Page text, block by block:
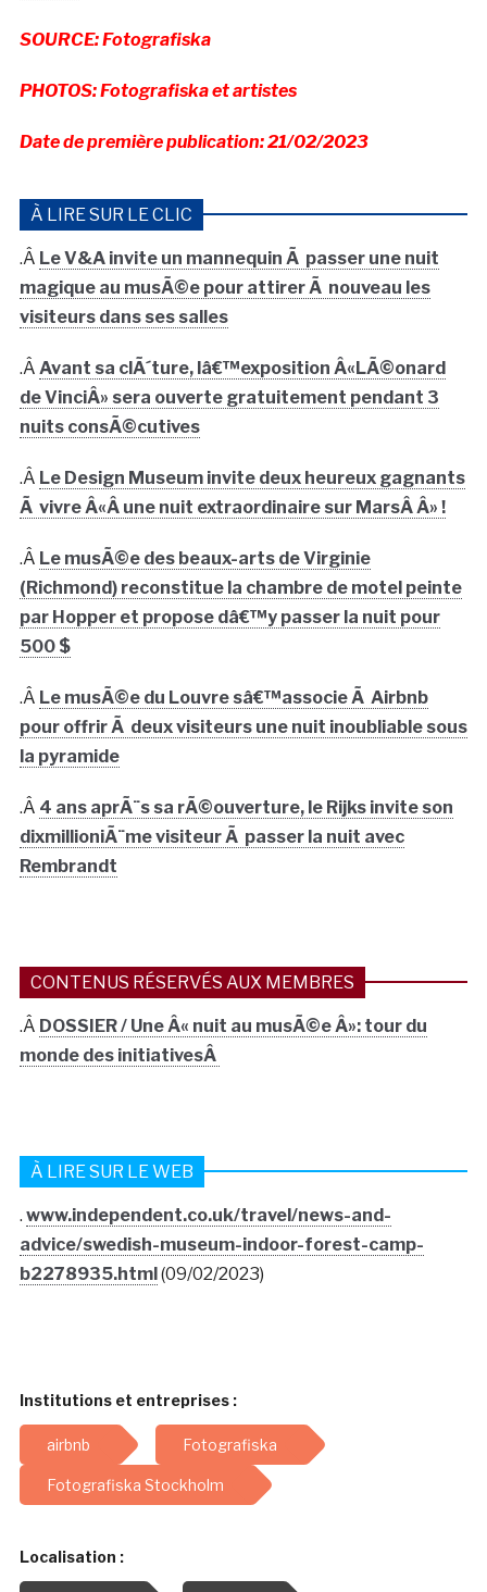
SOURCE: Fotografiska
PHOTOS: Fotografiska et artistes
Date de première publication: 21/02/2023
À LIRE SUR LE CLIC
.Â Le V&A invite un mannequin Ã passer une nuit
magique au musÃ©e pour attirer Ã nouveau les
visiteurs dans ses salles
.Â Avant sa clÃ´ture, lâ€™exposition Â«LÃ©onard
de VinciÂ» sera ouverte gratuitement pendant 3
nuits consÃ©cutives
.Â Le Design Museum invite deux heureux gagnants
Ã vivre Â«Â une nuit extraordinaire sur MarsÂ Â» !
.Â Le musÃ©e des beaux-arts de Virginie
(Richmond) reconstitue la chambre de motel peinte
par Hopper et propose dâ€™y passer la nuit pour
500 $
.Â Le musÃ©e du Louvre sâ€™associe Ã Airbnb
pour offrir Ã deux visiteurs une nuit inoubliable sous
la pyramide
.Â 4 ans aprÃ¨s sa rÃ©ouverture, le Rijks invite son
dixmillioniÃ¨me visiteur Ã passer la nuit avec
Rembrandt
CONTENUS RÉSERVÉS AUX MEMBRES
.Â DOSSIER / Une Â« nuit au musÃ©e Â»: tour du
monde des initiativesÂ
À LIRE SUR LE WEB
. www.independent.co.uk/travel/news-and-
advice/swedish-museum-indoor-forest-camp-
b2278935.html(09/02/2023)
Institutions et entreprises :
airbnb Fotografiska
Fotografiska Stockholm
Localisation :